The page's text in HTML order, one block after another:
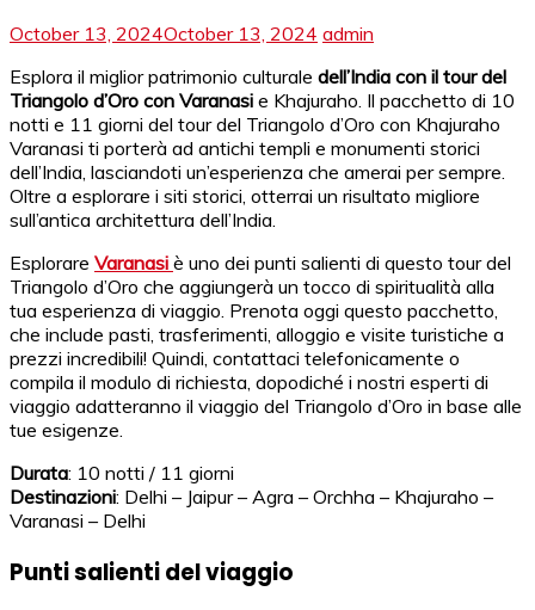
October 13, 2024October 13, 2024 admin
Esplora il miglior patrimonio culturale dell’India con il tour del
Triangolo d’Oro con Varanasi e Khajuraho. Il pacchetto di 10
notti e 11 giorni del tour del Triangolo d’Oro con Khajuraho
Varanasi ti porterà ad antichi templi e monumenti storici
dell’India, lasciandoti un’esperienza che amerai per sempre.
Oltre a esplorare i siti storici, otterrai un risultato migliore
sull’antica architettura dell’India.
Esplorare Varanasi è uno dei punti salienti di questo tour del
Triangolo d’Oro che aggiungerà un tocco di spiritualità alla
tua esperienza di viaggio. Prenota oggi questo pacchetto,
che include pasti, trasferimenti, alloggio e visite turistiche a
prezzi incredibili! Quindi, contattaci telefonicamente o
compila il modulo di richiesta, dopodiché i nostri esperti di
viaggio adatteranno il viaggio del Triangolo d’Oro in base alle
tue esigenze.
Durata: 10 notti / 11 giorni
Destinazioni: Delhi – Jaipur – Agra – Orchha – Khajuraho –
Varanasi – Delhi
Punti salienti del viaggio